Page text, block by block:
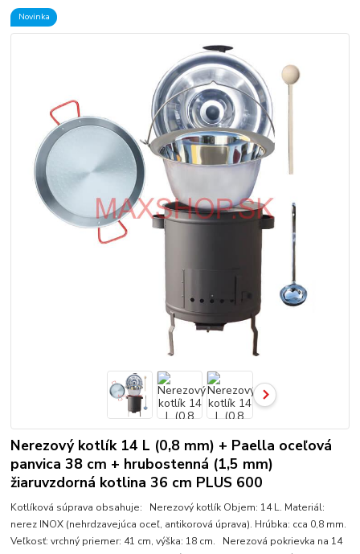
Novinka
Nerezový kotlík 14 L (0,8 mm) + Paella oceľová
panvica 38 cm + hrubostenná (1,5 mm)
žiaruvzdorná kotlina 36 cm PLUS 600
Kotlíková súprava obsahuje: Nerezový kotlík Objem: 14 L. Materiál:
nerez INOX (nehrdzavejúca oceľ, antikorová úprava). Hrúbka: cca 0,8 mm.
Veľkosť: vrchný priemer: 41 cm, výška: 18 cm. Nerezová pokrievka na 14